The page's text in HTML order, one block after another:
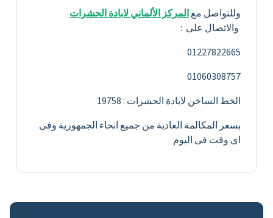
وللتواصل مع المركز الألماني لابادة الحشرات
والاتصال على :
01227822665
01060308757
الخط الساخن لابادة الحشرات : 19758
بسعر المكالمة العادية من جميع انحاء الجمهورية وفى
اى وقت فى اليوم